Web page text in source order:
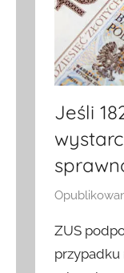
Jeśli
ZUS
przypadku